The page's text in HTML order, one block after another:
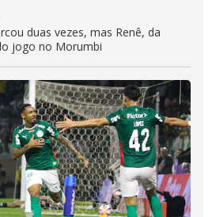
duas vezes, mas Renê, da
jogo no Morumbi